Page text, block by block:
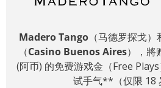
Madero Tango （马德罗探戈
（Casino Buenos Aires），將
(阿币) 的免费游戏金（Free
试手气**（仅限 18